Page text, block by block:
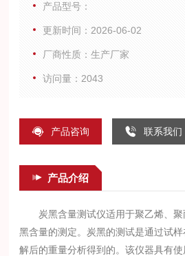
产品型号：
更新时间：2026-06-02
厂商性质：生产厂家
访问量：2043
产品咨询 联系我们
产品介绍
炭黑含量测试仪适用于聚乙烯、
黑含量的测定。炭黑的测试是通过试
解后的重量分析得到的。该仪器具有